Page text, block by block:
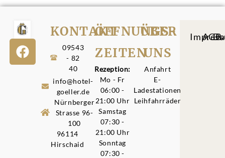
KONTAKT
09543
- 82
40
info@hotel-
goeller.de
Nürnberger
Strasse 96-
100
96114
Hirschaid
ÖFFNUNGS­
ZEITEN
Rezeption:
Mo - Fr
06:00 -
21:00 Uhr
Samstag
07:30 -
21:00 Uhr
Sonntag
07:30 -
ÜBER
UNS
Anfahrt
E-
Ladestationen
Leihfahrräder
AGB